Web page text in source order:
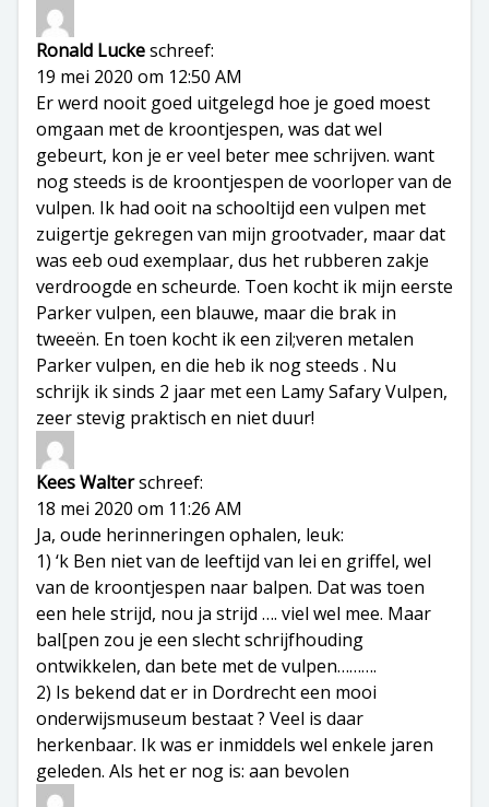
Ronald Luckeschreef:
19 mei 2020 om 12:50 AM
Er werd nooit goed uitgelegd hoe je goed moest
omgaan met de kroontjespen, was dat wel
gebeurt, kon je er veel beter mee schrijven. want
nog steeds is de kroontjespen de voorloper van de
vulpen. Ik had ooit na schooltijd een vulpen met
zuigertje gekregen van mijn grootvader, maar dat
was eeb oud exemplaar, dus het rubberen zakje
verdroogde en scheurde. Toen kocht ik mijn eerste
Parker vulpen, een blauwe, maar die brak in
tweeën. En toen kocht ik een zil;veren metalen
Parker vulpen, en die heb ik nog steeds . Nu
schrijk ik sinds 2 jaar met een Lamy Safary Vulpen,
zeer stevig praktisch en niet duur!
Kees Walterschreef:
18 mei 2020 om 11:26 AM
Ja, oude herinneringen ophalen, leuk:
1) ‘k Ben niet van de leeftijd van lei en griffel, wel
van de kroontjespen naar balpen. Dat was toen
een hele strijd, nou ja strijd …. viel wel mee. Maar
bal[pen zou je een slecht schrijfhouding
ontwikkelen, dan bete met de vulpen……….
2) Is bekend dat er in Dordrecht een mooi
onderwijsmuseum bestaat ? Veel is daar
herkenbaar. Ik was er inmiddels wel enkele jaren
geleden. Als het er nog is: aan bevolen